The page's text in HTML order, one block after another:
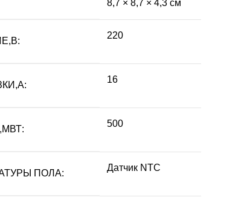
8,7 × 8,7 × 4,3 см
220
16
500
ПОЛА:
Датчик NTC